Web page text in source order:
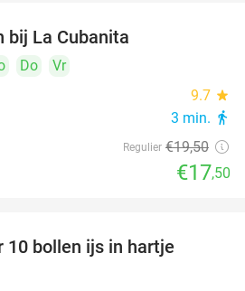
bij La Cubanita
Do
Vr
9.7 star
3 min. directions_walk
Regulier €19,50
€17,50
10 bollen ijs in hartje